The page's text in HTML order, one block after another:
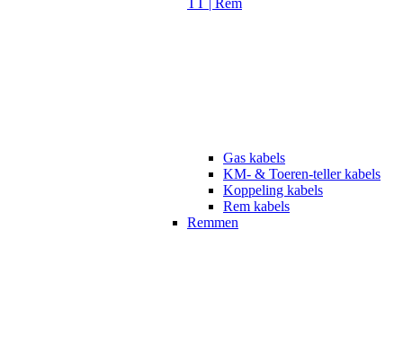
Gas kabels
KM- & Toeren-teller kabels
Koppeling kabels
Rem kabels
Remmen